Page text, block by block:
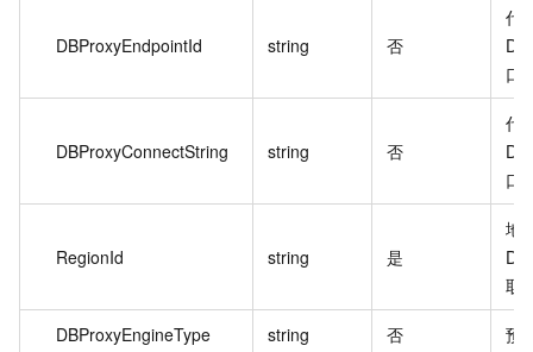
DBProxyEndpointId string 否
代
口
DBProxyConnectString string 否
代
口
RegionId string 是
地
取
DBProxyEngineType string 否 预